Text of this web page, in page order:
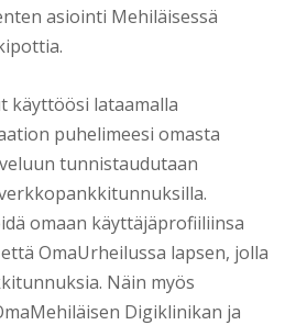
asiointi Mehiläisessä
käyttöösi lataamalla
puhelimeesi omasta
tunnistaudutaan
omaan käyttäjäprofiiliinsa
OmaUrheilussa lapsen, jolla
Näin myös
Digiklinikan ja